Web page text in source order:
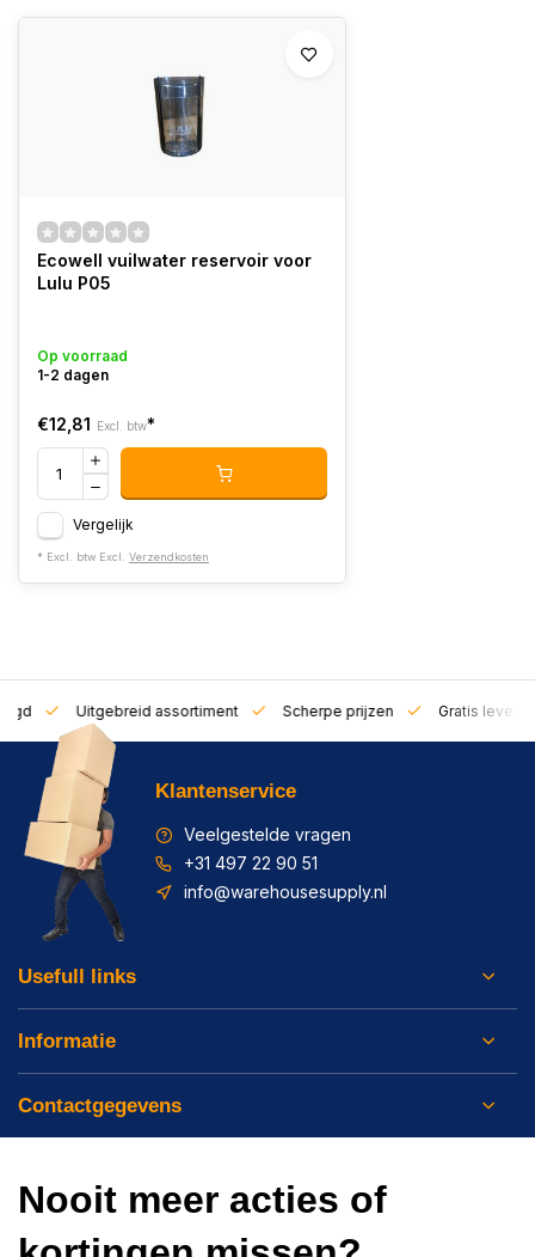
Ecowell vuilwater reservoir voor
Lulu P05
Op voorraad
1-2 dagen
€12,81 Excl. btw*
Vergelijk
* Excl. btw Excl. Verzendkosten
Uitgebreid assortiment Scherpe prijzen Gratis
Klantenservice
Veelgestelde vragen
+31 497 22 90 51
info@warehousesupply.nl
Usefull links
Informatie
Contactgegevens
Nooit meer acties of